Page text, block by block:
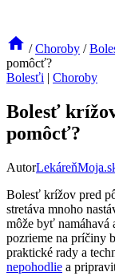
/ Choroby /
pomôcť?
Bolesťi | Choroby
Bolesť
pomôcť?
Autor
Bolesť krížov pred
stretáva mnoho
môže byť namáhavá
pozrieme na príčiny
praktické rady a
nepohodlie a